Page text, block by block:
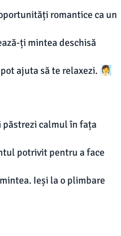
romantice ca un
ți mintea deschisă
ajuta să te relaxezi. 🧖‍♀️
păstrezi calmul în fața
potrivit pentru a face
Ieși la o plimbare